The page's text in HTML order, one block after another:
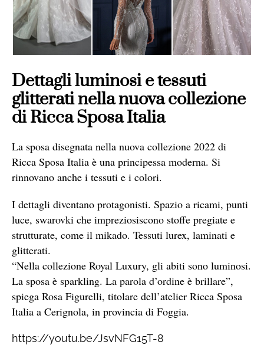
Dettagli luminosi e tessuti
glitterati nella nuova collezione
di Ricca Sposa Italia
La sposa disegnata nella nuova collezione 2022 di
Ricca Sposa Italia è una principessa moderna. Si
rinnovano anche i tessuti e i colori.
I dettagli diventano protagonisti. Spazio a ricami, punti
luce, swarovki che impreziosiscono stoffe pregiate e
strutturate, come il mikado. Tessuti lurex, laminati e
glitterati.
“Nella collezione Royal Luxury, gli abiti sono luminosi.
La sposa è sparkling. La parola d’ordine è brillare”,
spiega Rosa Figurelli, titolare dell’atelier Ricca Sposa
Italia a Cerignola, in provincia di Foggia.
https://youtu.be/JsvNFG15T-8